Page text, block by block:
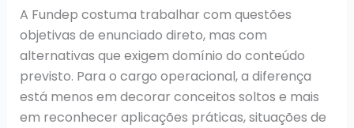
A Fundep costuma trabalhar com questões
objetivas de enunciado direto, mas com
alternativas que exigem domínio do conteúdo
previsto. Para o cargo operacional, a diferença
está menos em decorar conceitos soltos e mais
em reconhecer aplicações práticas, situações de